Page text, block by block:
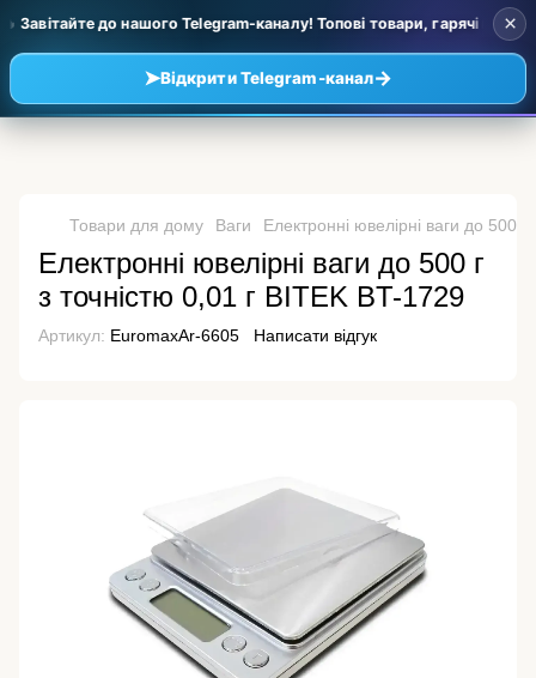
Завітайте до нашого Telegram-каналу! Топові товари, гарячі
➤Відкрити Telegram-канал→
×
Товари для дому Ваги Електронні ювелірні ваги до 500
Електронні ювелірні ваги до 500 г
з точністю 0,01 г BITEK BT-1729
Артикул: EuromaxAr-6605 Написати відгук